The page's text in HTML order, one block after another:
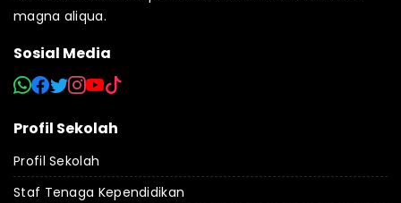
magna aliqua.
Sosial Media
Profil Sekolah
Profil Sekolah
Staf Tenaga Kependidikan